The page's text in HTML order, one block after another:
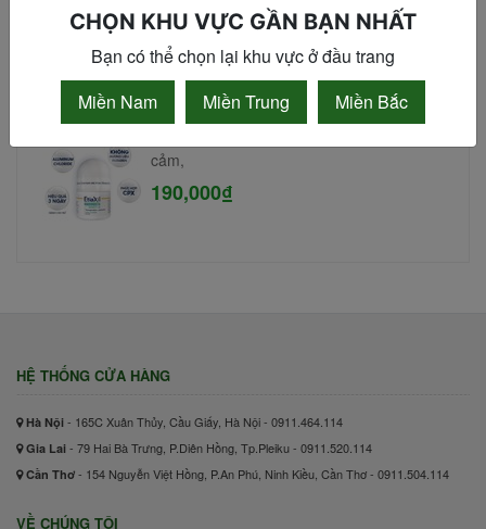
Coffee Cinnamon Cloves 380gr
90,000₫
cảm,
190,000₫
HỆ THỐNG CỬA HÀNG
Hà Nội - 165C Xuân Thủy, Cầu Giấy, Hà Nội - 0911.464.114
Gia Lai - 79 Hai Bà Trưng, P.Diên Hồng, Tp.Pleiku - 0911.520.114
Cần Thơ - 154 Nguyễn Việt Hồng, P.An Phú, Ninh Kiều, Cần Thơ - 0911.504.114
VỀ CHÚNG TÔI
CHỌN KHU VỰC GẦN BẠN NHẤT
Bạn có thể chọn lại khu vực ở đầu trang
Miền Nam
Miền Trung Miền Bắc